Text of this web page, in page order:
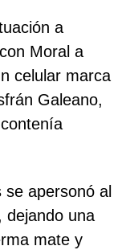
a
Moral a
celular marca
Galeano,
apersonó al
dejando una
mate y